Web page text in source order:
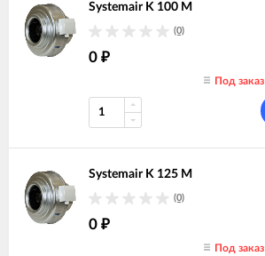
Systemair K 100 M
(0)
0 ₽
Под заказ
Systemair K 125 M
(0)
0 ₽
Под заказ